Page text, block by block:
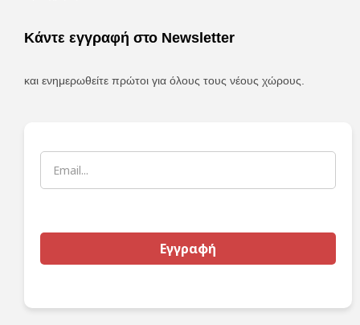
Κάντε εγγραφή στο Newsletter
και ενημερωθείτε πρώτοι για όλους τους νέους χώρους.